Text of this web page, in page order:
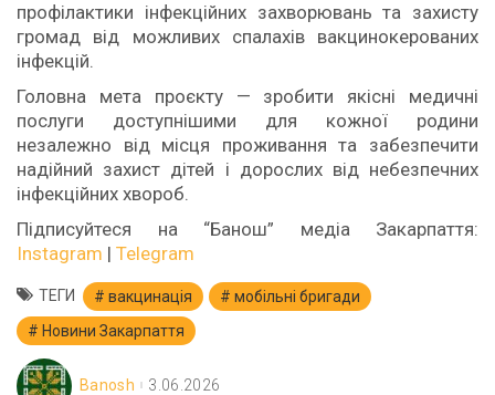
профілактики інфекційних захворювань та захисту
громад від можливих спалахів вакцинокерованих
інфекцій.
Головна мета проєкту — зробити якісні медичні
послуги доступнішими для кожної родини
незалежно від місця проживання та забезпечити
надійний захист дітей і дорослих від небезпечних
інфекційних хвороб.
Підписуйтеся на “Банош” медіа Закарпаття:
Instagram | Telegram
ТЕГИ вакцинація
мобільні бригади
Новини Закарпаття
Banosh 3.06.2026